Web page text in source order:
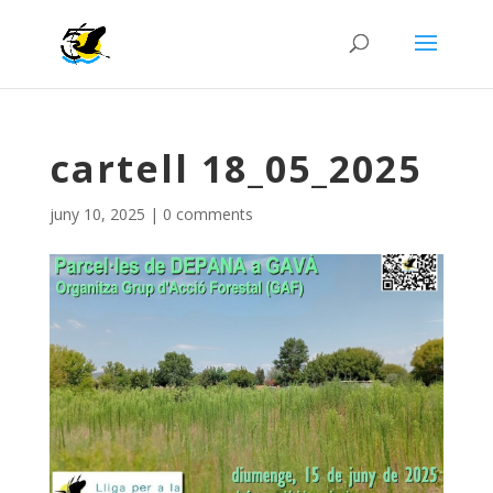
cartell 18_05_2025
juny 10, 2025 | 0 comments